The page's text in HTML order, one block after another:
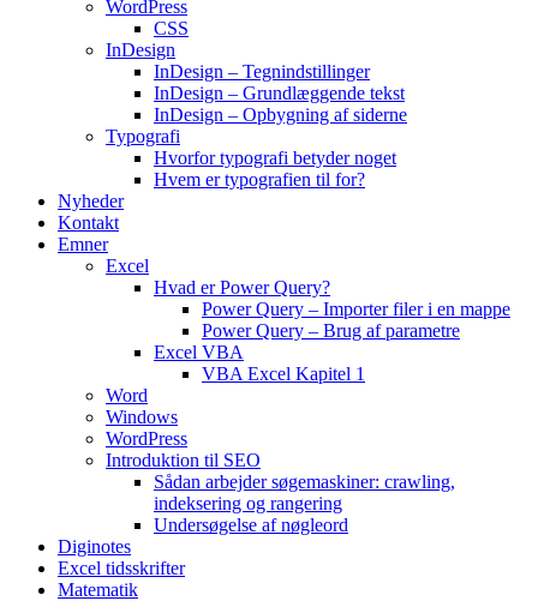
WordPress
CSS
InDesign
InDesign – Tegnindstillinger
InDesign – Grundlæggende tekst
InDesign – Opbygning af siderne
Typografi
Hvorfor typografi betyder noget
Hvem er typografien til for?
Nyheder
Kontakt
Emner
Excel
Hvad er Power Query?
Power Query – Importer filer i en mappe
Power Query – Brug af parametre
Excel VBA
VBA Excel Kapitel 1
Word
Windows
WordPress
Introduktion til SEO
Sådan arbejder søgemaskiner: crawling,
indeksering og rangering
Undersøgelse af nøgleord
Diginotes
Excel tidsskrifter
Matematik